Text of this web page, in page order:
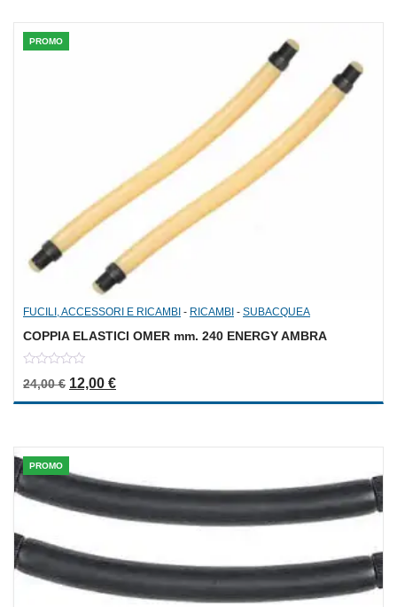
PROMO
FUCILI, ACCESSORI E RICAMBI - RICAMBI - SUBACQUEA
COPPIA ELASTICI OMER mm. 240 ENERGY AMBRA
out
24,00€ Il prezzo originale era: 24,00 €.
12,00 €Il prezzo attuale è: 12,00 €.
PROMO